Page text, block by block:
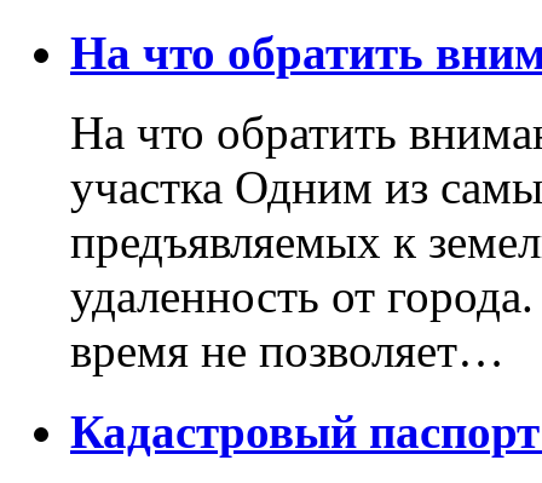
На что обратить
На что обратить
участка Одним из
предъявляемых к
удаленность от
время не позволяет…
Кадастровый